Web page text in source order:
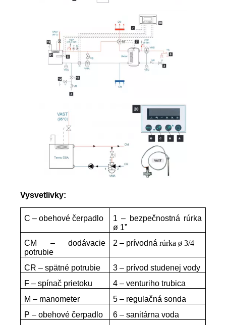
Vysvetlivky:
C – obehové čerpadlo
1 – bezpečnostná rúrka
ø 1”
CM – dodávacie
potrubie
2 – prívodnárúrka ø 3/4
CR – spätné potrubie
3 – prívod studenej vody
F – spínač prietoku
4 – venturiho trubica
M – manometer
5 – regulačná sonda
P – obehové čerpadlo
6 – sanitárna voda